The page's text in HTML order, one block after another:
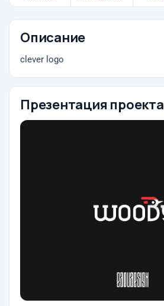
Описание
clever logo
Презентация проекта